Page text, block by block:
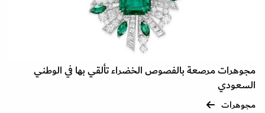
مجوهرات مرصعة بالفصوص الخضراء تألقي بها في الوطني
السعودي
مجوهرات